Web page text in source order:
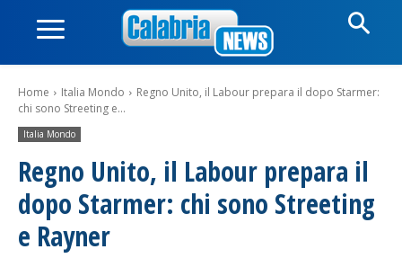
Home Italia Mondo
Regno Unito, il Labour prepara il dopo Starmer:
chi sono Streeting e...
Italia Mondo
Regno Unito, il Labour prepara il
dopo Starmer: chi sono Streeting
e Rayner